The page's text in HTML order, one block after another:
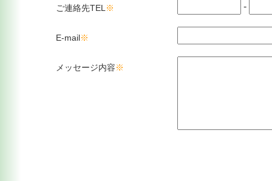
ご連絡先TEL ※ -
E-mail※
メッセージ内容※